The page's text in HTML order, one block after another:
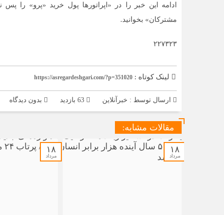
ادامه این خبر را در «اپراتورها پول خرید «پرو» را
مشترکان» بخوانید.
۲۲۷۳۲۳
لینک کوتاه : https://asregardeshgari.com/?p=351020
ارسال توسط : خبرآنلاین بدون دیدگاه
مقالات مشابه:
۱۸
مرداد
۱۸
مرداد